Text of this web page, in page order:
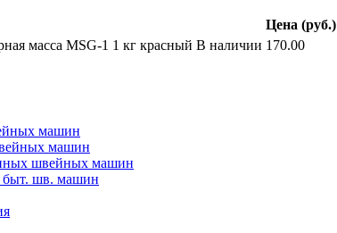
Цена (руб.)
масса MSG-1 1 кг красный В наличии 170.00
машин
машин
швейных машин
быт. шв. машин